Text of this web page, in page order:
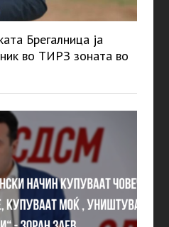
Брегалница ја
во ТИРЗ зоната во